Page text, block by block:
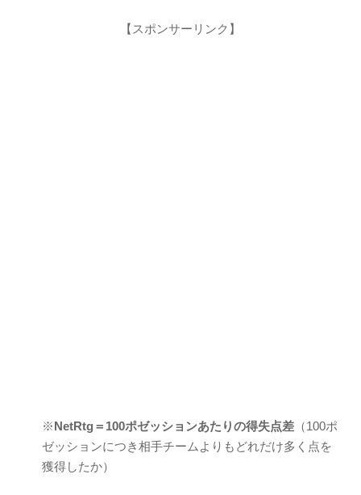
【スポンサーリンク】
※NetRtg＝100ポゼッションあたりの得失点差 （100ポ
ゼッションにつき相手チームよりもどれだけ多く点を
獲得したか）